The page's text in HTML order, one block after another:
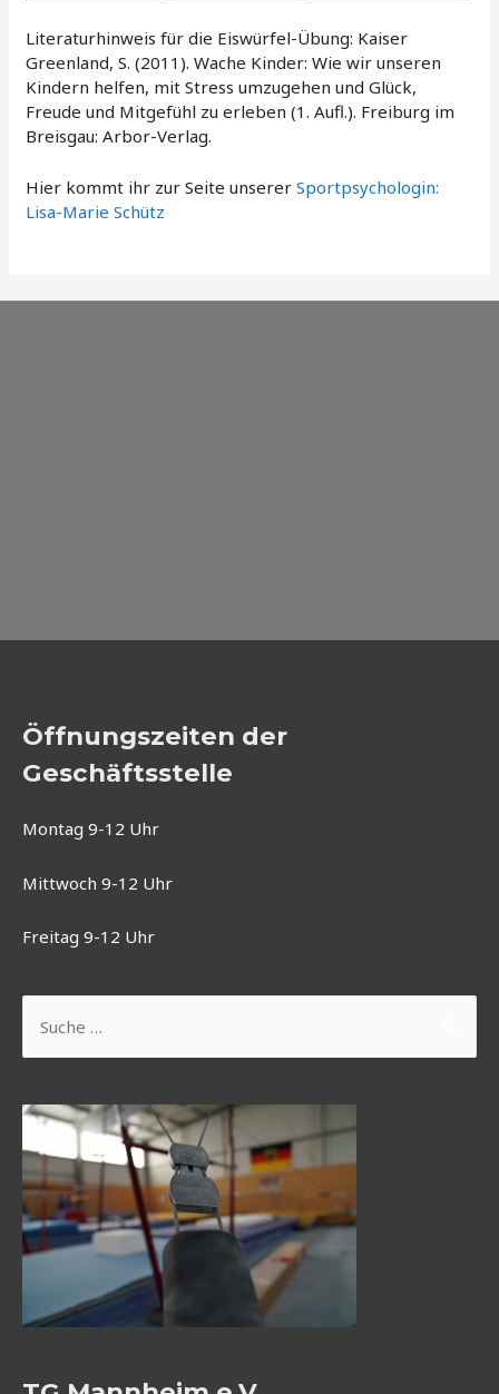
Literaturhinweis für die Eiswürfel-Übung: Kaiser
Greenland, S. (2011). Wache Kinder: Wie wir unseren
Kindern helfen, mit Stress umzugehen und Glück,
Freude und Mitgefühl zu erleben (1. Aufl.). Freiburg im
Breisgau: Arbor-Verlag.
Hier kommt ihr zur Seite unsererSportpsychologin:
Lisa-Marie Schütz
Öffnungszeiten der
Geschäftsstelle
Montag 9-12 Uhr
Mittwoch 9-12 Uhr
Freitag 9-12 Uhr
nach: